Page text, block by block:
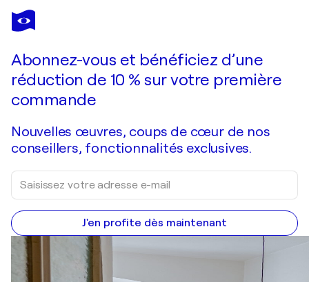
Abonnez-vous et bénéficiez d’une
réduction de 10 % sur votre première
commande
Nouvelles œuvres, coups de cœur de nos
conseillers, fonctionnalités exclusives.
J'en profite dès maintenant